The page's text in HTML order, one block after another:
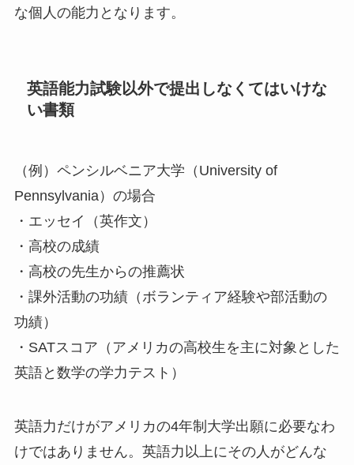
な個人の能力となります。
英語能力試験以外で提出しなくてはいけな
い書類
（例）ペンシルベニア大学（University of
Pennsylvania）の場合
・エッセイ（英作文）
・高校の成績
・高校の先生からの推薦状
・課外活動の功績（ボランティア経験や部活動の
功績）
・SATスコア（アメリカの高校生を主に対象とした
英語と数学の学力テスト）
英語力だけがアメリカの4年制大学出願に必要なわ
けではありません。英語力以上にその人がどんな